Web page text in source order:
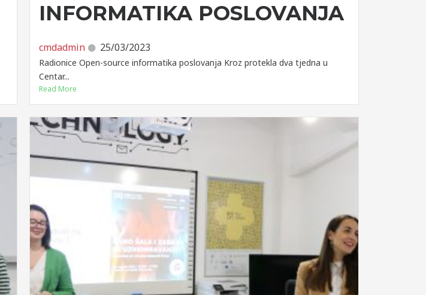
INFORMATIKA POSLOVANJA
cmdadmin 25/03/2023
Radionice Open-source informatika poslovanja Kroz protekla dva tjedna u
Centar...
Read More